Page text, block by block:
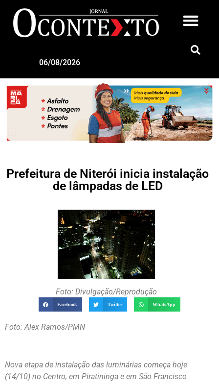
06/08/2026
Prefeitura de Niterói inicia instalação
de lâmpadas de LED
Foto: Divulgação/Reprodução
Facebook Twitter WhatsApp
Foto: Alex Ramos/PMN
Nova etapa de instalação das luminárias começa hoje
(14/10) no Centro, em Piratininga e em São Francisco